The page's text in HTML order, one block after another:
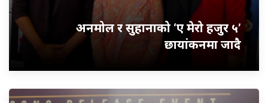
अनमोल र सुहानाको ‘ए मेरो हजुर ५’
छायांकनमा जादै